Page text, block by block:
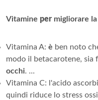
Vitamine per migliorare
Vitamina A: è ben noto
modo il betacarotene, sia
occhi. ...
Vitamina C: l'acido
quindi riduce lo stress